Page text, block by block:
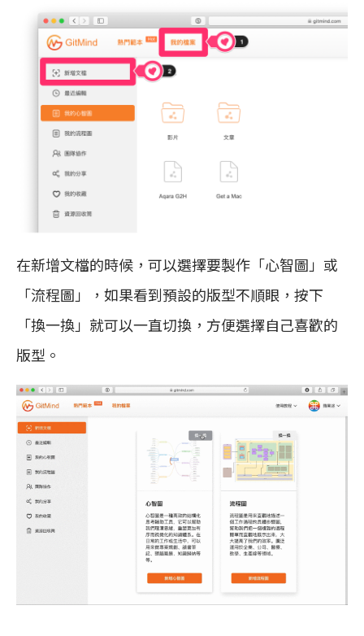
在新增文檔的時候，可以選擇要製作「心智圖」或
「流程圖」，如果看到預設的版型不順眼，按下
「換一換」就可以一直切換，方便選擇自己喜歡的
版型。